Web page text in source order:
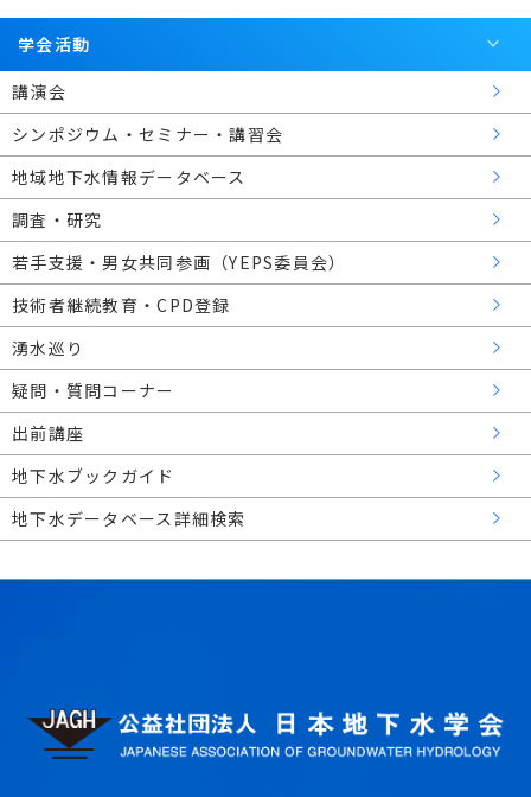
学会活動
講演会
シンポジウム・セミナー・講習会
地域地下水情報データベース
調査・研究
若手支援・男女共同参画（YEPS委員会）
技術者継続教育・CPD登録
湧水巡り
疑問・質問コーナー
出前講座
地下水ブックガイド
地下水データベース詳細検索